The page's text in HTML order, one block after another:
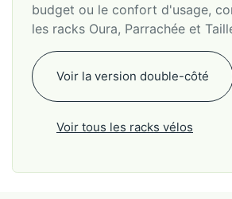
budget ou le confort d'usage,
les racks Oura, Parrachée et
Voir la version double-côté
Voir tous les racks vélos